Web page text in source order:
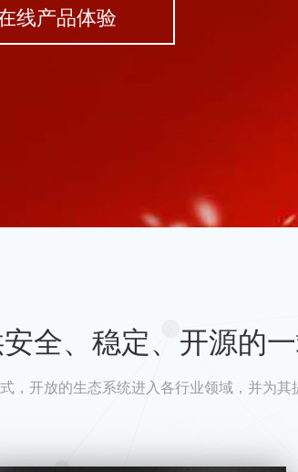
线产品体验
全、稳定、开源的
，开放的生态系统进入各行业领域，并为其